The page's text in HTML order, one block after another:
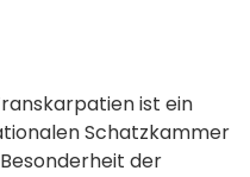
ist ein
Schatzkammer
der